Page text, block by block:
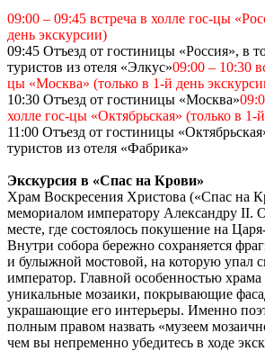
09:00 – 09:45 встреча в холле гос-цы
день экскурсии)
09:45 Отъезд от гостиницы «Россия», в
туристов из отеля «Элкус»09:00 – 10:30
цы «Москва» (только в 1-й день
10:30 Отъезд от гостиницы «Москва»
холле гос-цы «Октябрьская» (только в 1-
11:00 Отъезд от гостиницы
туристов из отеля «Фабрика»
Экскурсия в «Спас на Крови»
Храм Воскресения Христова («Спас на
мемориалом императору Александру II.
месте, где состоялось покушение на
Внутри собора бережно сохраняется
и булыжной мостовой, на которую упал
император. Главной особенностью храма
уникальные мозаики, покрывающие
украшающие его интерьеры. Именно
полным правом назвать «музеем
чем вы непременно убедитесь в ходе